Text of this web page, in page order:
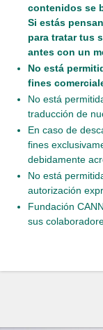
contenidos se
Si estás
para tratar tus
antes con un
No está
fines
No está
traducción de
En caso de
fines
debidamente
No está
autorización
Fundación
sus